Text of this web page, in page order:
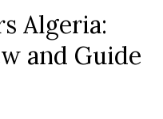
Algeria:
and Guide